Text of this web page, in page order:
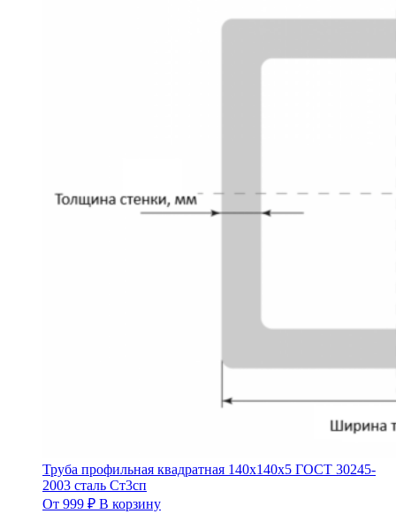
Труба профильная квадратная 140х140х5 ГОСТ 30245-
2003 сталь Ст3сп
От 999 ₽ В корзину